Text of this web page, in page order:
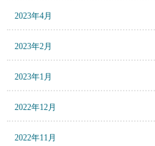
2023年4月
2023年2月
2023年1月
2022年12月
2022年11月